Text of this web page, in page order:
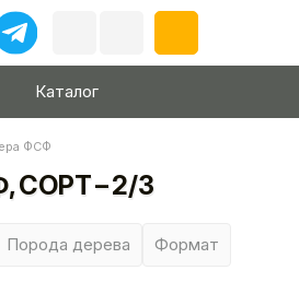
Каталог
ФСФ
СОРТ – 2/3
Порода дерева Формат